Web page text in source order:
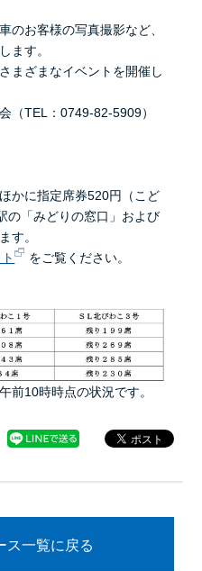
お客様の写真撮影など、
ます。
まざまなイベントを開催し
（TEL：0749-82-5909）
かに指定席券520円（こど
の「みどりの窓口」および
す。
をご覧ください。
10時時点の状況です。
ス一覧に戻る